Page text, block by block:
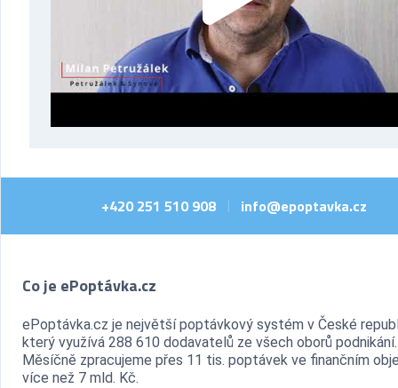
+420 251 510 908 info@epoptavka.cz
Co je ePoptávka.cz
ePoptávka.cz je největší poptávkový systém v České
který využívá 288 610 dodavatelů ze všech oborů podnikání.
Měsíčně zpracujeme přes 11 tis. poptávek ve finančním
více než 7 mld. Kč.